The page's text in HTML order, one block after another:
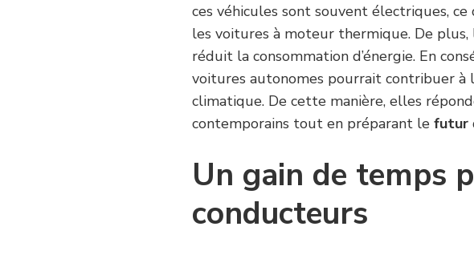
ces véhicules sont souvent électriques,
les voitures à moteur thermique. De
réduit la consommation d’énergie. En
voitures autonomes pourrait contribuer
climatique. De cette manière, elles
contemporains tout en préparant le futur
Un gain de temps
conducteurs